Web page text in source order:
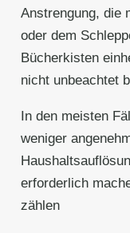
Anstrengung, die
oder dem
Bücherkisten
nicht unbeachtet
In den meisten
weniger
erforderlich
zählen